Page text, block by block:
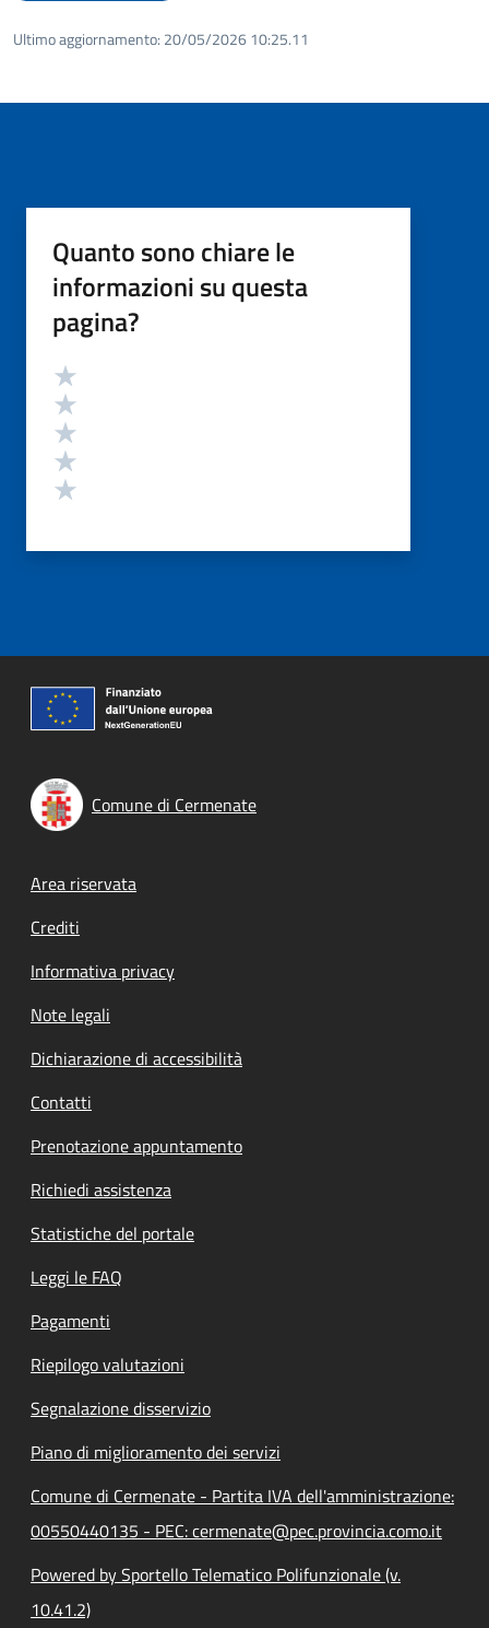
Ultimo aggiornamento: 20/05/2026 10:25.11
Quanto sono chiare le
informazioni su questa
pagina?
Valutazione
Comune di Cermenate
Footer menu
Area riservata
Crediti
Informativa privacy
Note legali
Dichiarazione di accessibilità
Contatti
Prenotazione appuntamento
Richiedi assistenza
Statistiche del portale
Leggi le FAQ
Pagamenti
Riepilogo valutazioni
Segnalazione disservizio
Piano di miglioramento dei servizi
Comune di Cermenate - Partita IVA dell'amministrazione:
00550440135 - PEC: cermenate@pec.provincia.como.it
Powered by Sportello Telematico Polifunzionale (v.
10.41.2)